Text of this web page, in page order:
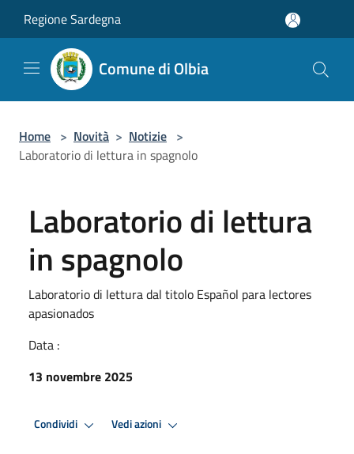
Regione Sardegna
Comune di Olbia
Home > Novità > Notizie >
Laboratorio di lettura in spagnolo
Laboratorio di lettura
in spagnolo
Laboratorio di lettura dal titolo Español para lectores
apasionados
Data :
13 novembre 2025
Condividi Vedi azioni